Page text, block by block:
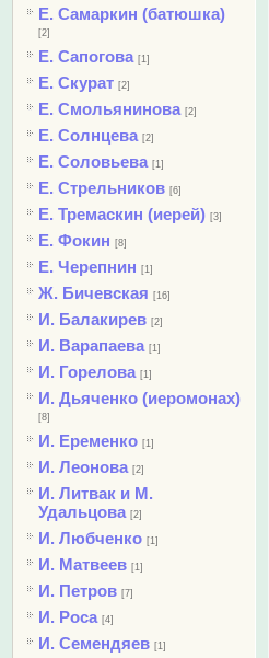
Е. Самаркин (батюшка)
[2]
Е. Сапогова [1]
Е. Скурат [2]
Е. Смольянинова [2]
Е. Солнцева [2]
Е. Соловьева [1]
Е. Стрельников [6]
Е. Тремаскин (иерей) [3]
Е. Фокин [8]
Е. Черепнин [1]
Ж. Бичевская [16]
И. Балакирев [2]
И. Варапаева [1]
И. Горелова [1]
И. Дьяченко (иеромонах)
[8]
И. Еременко [1]
И. Леонова [2]
И. Литвак и М.
Удальцова [2]
И. Любченко [1]
И. Матвеев [1]
И. Петров [7]
И. Роса [4]
И. Семендяев [1]